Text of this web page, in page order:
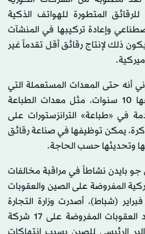
للرقائق المتطورة للهواتف الذكية
وإعادة تركيبها في المنشآت
ذلك لإنتاج رقائق أقل تقدماً غير
أنه حتى المعدات المستعملة التي
مضى على تصنيعها 10 سنوات، مثل معدات الطباعة
في «طباعة» الترانزستورات على
يمكن توظيفها في صناعة رقائق
وتحديثها حسب الحاجة.
جو بايدن نشاطاً في مراقبة مخالفات
المفروضة على الصين والعقوبات
(شباط)، أصدرت وزارة التجارة
الصينية بياناً ينتقد العقوبات المفروضة على 17 شركة